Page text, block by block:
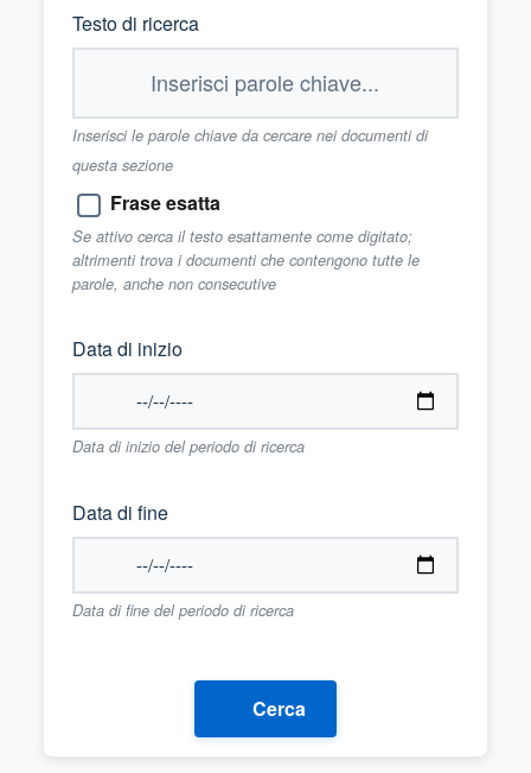
Testo di ricerca
Inserisci le parole chiave da cercare nei documenti di
questa sezione
Frase esatta
Se attivo cerca il testo esattamente come digitato;
altrimenti trova i documenti che contengono tutte le
parole, anche non consecutive
Data di inizio
Data di inizio del periodo di ricerca
Data di fine
Data di fine del periodo di ricerca
Cerca